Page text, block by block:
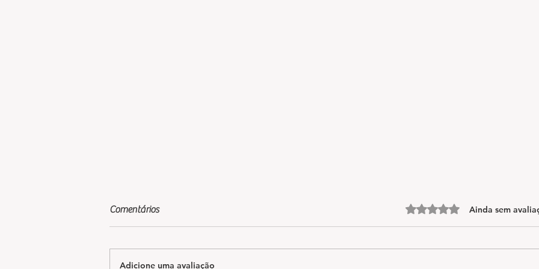
Comentários Avaliado com 0 de 5 estrelas.
Ainda sem
Adicione uma avaliação